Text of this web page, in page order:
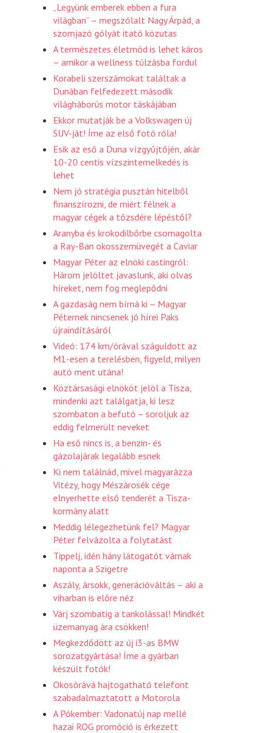
„Legyünk emberek ebben a fura
világban” – megszólalt Nagy Árpád, a
szomjazó gólyát itató közutas
A természetes életmód is lehet káros
– amikor a wellness túlzásba fordul
Korabeli szerszámokat találtak a
Dunában felfedezett második
világháborús motor táskájában
Ekkor mutatják be a Volkswagen új
SUV-ját! Íme az első fotó róla!
Esik az eső a Duna vízgyűjtőjén, akár
10-20 centis vízszintemelkedés is
lehet
Nem jó stratégia pusztán hitelből
finanszírozni, de miért félnek a
magyar cégek a tőzsdére lépéstől?
Aranyba és krokodilbőrbe csomagolta
a Ray-Ban okosszemüvegét a Caviar
Magyar Péter az elnöki castingról:
Három jelöltet javaslunk, aki olvas
híreket, nem fog meglepődni
A gazdaság nem bírná ki – Magyar
Péternek nincsenek jó hírei Paks
újraindításáról
Videó: 174 km/órával száguldott az
M1-esen a terelésben, figyeld, milyen
autó ment utána!
Köztársasági elnököt jelöl a Tisza,
mindenki azt találgatja, ki lesz
szombaton a befutó – soroljuk az
eddig felmerült neveket
Ha eső nincs is, a benzin- és
gázolajárak legalább esnek
Ki nem találnád, mivel magyarázza
Vitézy, hogy Mészárosék cége
elnyerhette első tenderét a Tisza-
kormány alatt
Meddig lélegezhetünk fel? Magyar
Péter felvázolta a folytatást
Tippelj, idén hány látogatót várnak
naponta a Szigetre
Aszály, ársokk, generációváltás – aki a
viharban is előre néz
Várj szombatig a tankolással! Mindkét
üzemanyag ára csökken!
Megkezdődött az új i3-as BMW
sorozatgyártása! Íme a gyárban
készült fotók!
Okosórává hajtogatható telefont
szabadalmaztatott a Motorola
A Pókember: Vadonatúj nap mellé
hazai ROG promóció is érkezett